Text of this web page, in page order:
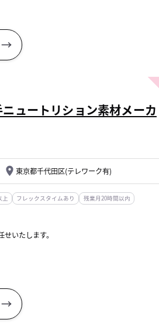
ュートリション素材メーカ
東京都千代田区(テレワーク有)
上 フレックスタイムあり
残業月20時間以内
いたします。